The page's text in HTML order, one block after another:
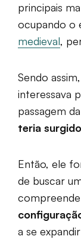
principais
ocupando o
medieval,
Sendo
interessava
passagem
teria
Então, ele
de buscar
a se